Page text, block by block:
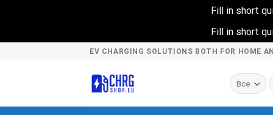
Fill in short
Fill in short
EV CHARGING SOLUTIONS BOTH FOR HOME